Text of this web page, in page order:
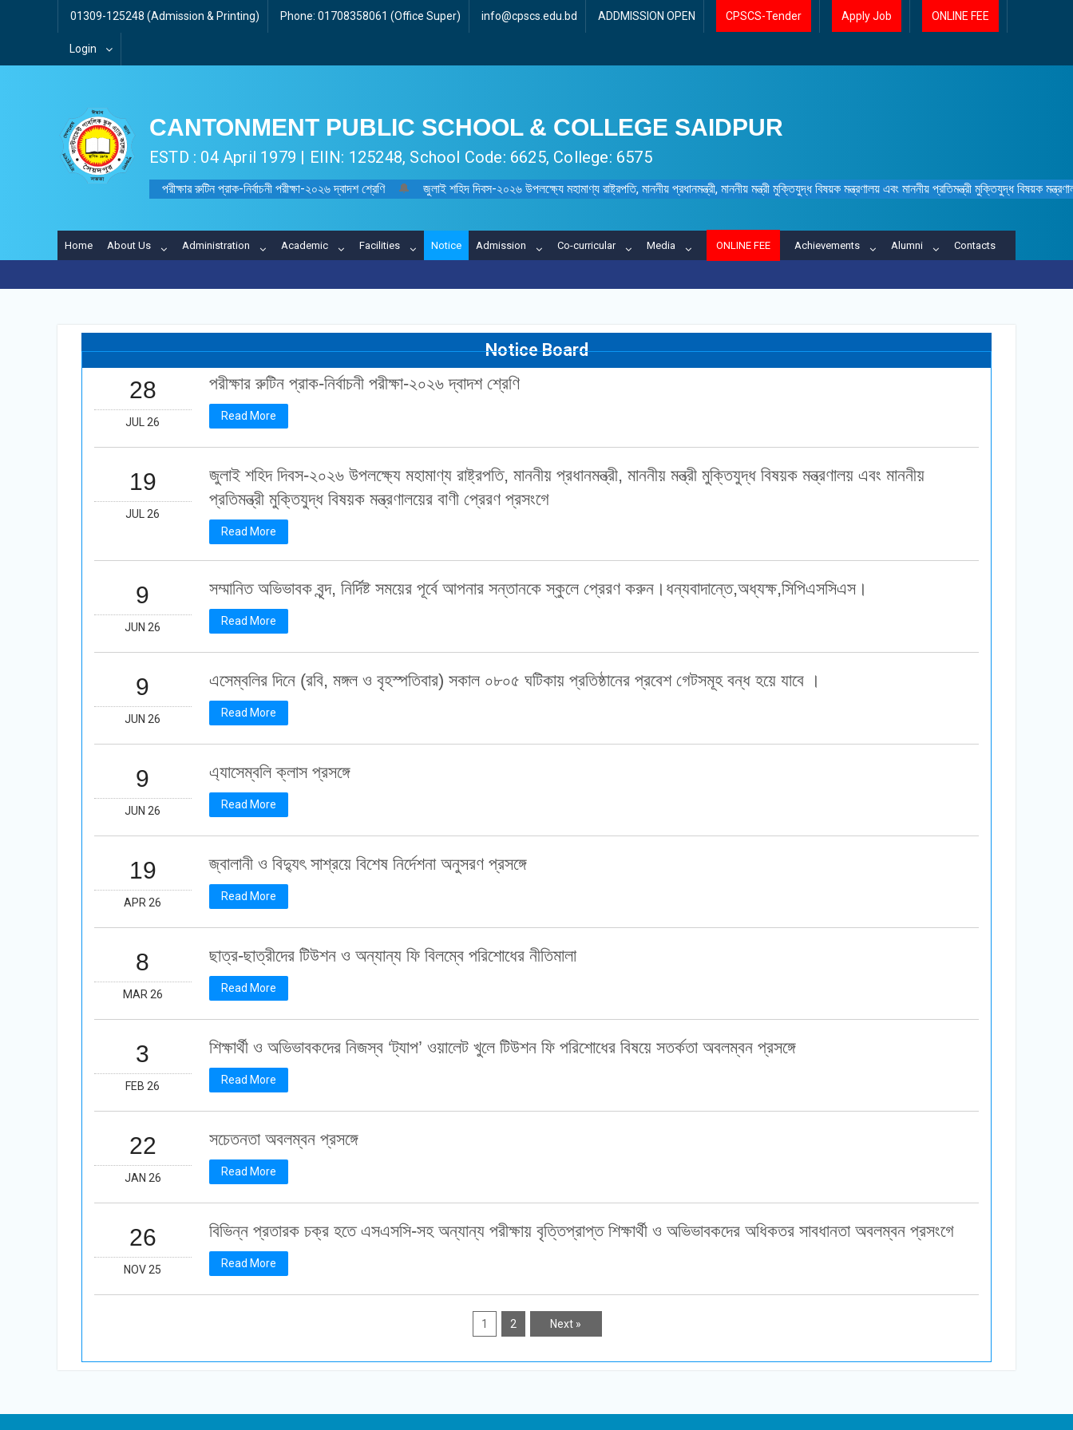
01309-125248 (Admission & Printing) Phone: 01708358061 (Office Super) info@cpscs.edu.bd ADDMISSION OPEN CPSCS-Tender Apply Job ONLINE FEE
Login
CANTONMENT PUBLIC SCHOOL & COLLEGE SAIDPUR
ESTD : 04 April 1979 | EIIN: 125248, School Code: 6625, College: 6575
পরীক্ষার রুটিন প্রাক-নির্বাচনী পরীক্ষা-২০২৬ দ্বাদশ শ্রেণি 🔔 জুলাই শহিদ দিবস-২০২৬ উপলক্ষ্যে মহামাণ্য রাষ্ট্রপতি, মাননীয় প্রধানমন্ত্রী, মাননীয় মন্ত্রী মুক্তিযুদ্ধ বিষয়ক মন্ত্রণালয় এবং মাননীয় প্রতিমন্ত্রী মুক্তিযুদ্ধ বিষয়ক
Home About Us Administration Academic Facilities Notice Admission Co-curricular Media ONLINE FEE Achievements Alumni Contacts
Notice Board
28
JUL 26
পরীক্ষার রুটিন প্রাক-নির্বাচনী পরীক্ষা-২০২৬ দ্বাদশ শ্রেণি
Read More
19
JUL 26
জুলাই শহিদ দিবস-২০২৬ উপলক্ষ্যে মহামাণ্য রাষ্ট্রপতি, মাননীয় প্রধানমন্ত্রী, মাননীয় মন্ত্রী মুক্তিযুদ্ধ বিষয়ক মন্ত্রণালয় এবং মাননীয়
প্রতিমন্ত্রী মুক্তিযুদ্ধ বিষয়ক মন্ত্রণালয়ের বাণী প্রেরণ প্রসংগে
Read More
9
JUN 26
সম্মানিত অভিভাবক বৃন্দ, নির্দিষ্ট সময়ের পূর্বে আপনার সন্তানকে স্কুলে প্রেরণ করুন।ধন্যবাদান্তে,অধ্যক্ষ,সিপিএসসিএস।
Read More
9
JUN 26
এসেম্বলির দিনে (রবি, মঙ্গল ও বৃহস্পতিবার) সকাল ০৮০৫ ঘটিকায় প্রতিষ্ঠানের প্রবেশ গেটসমূহ বন্ধ হয়ে যাবে ।
Read More
9
JUN 26
এ্যাসেম্বলি ক্লাস প্রসঙ্গে
Read More
19
APR 26
জ্বালানী ও বিদ্যুৎ সাশ্রয়ে বিশেষ নির্দেশনা অনুসরণ প্রসঙ্গে
Read More
8
MAR 26
ছাত্র-ছাত্রীদের টিউশন ও অন্যান্য ফি বিলম্বে পরিশোধের নীতিমালা
Read More
3
FEB 26
শিক্ষার্থী ও অভিভাবকদের নিজস্ব ‘ট্যাপ’ ওয়ালেট খুলে টিউশন ফি পরিশোধের বিষয়ে সতর্কতা অবলম্বন প্রসঙ্গে
Read More
22
JAN 26
সচেতনতা অবলম্বন প্রসঙ্গে
Read More
26
NOV 25
বিভিন্ন প্রতারক চক্র হতে এসএসসি-সহ অন্যান্য পরীক্ষায় বৃত্তিপ্রাপ্ত শিক্ষার্থী ও অভিভাবকদের অধিকতর সাবধানতা অবলম্বন প্রসংগে
Read More
1 2 Next »